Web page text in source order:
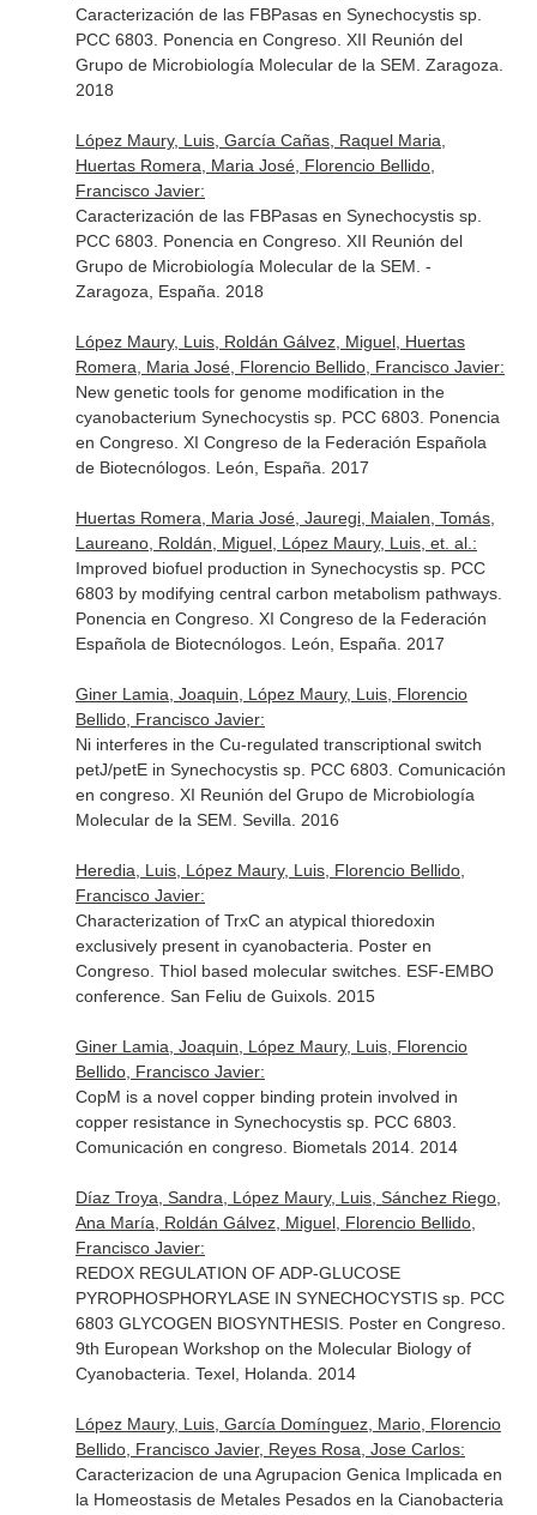
Caracterización de las FBPasas en Synechocystis sp.
PCC 6803. Ponencia en Congreso. XII Reunión del
Grupo de Microbiología Molecular de la SEM. Zaragoza.
2018
López Maury, Luis, García Cañas, Raquel Maria,
Huertas Romera, Maria José, Florencio Bellido,
Francisco Javier:
Caracterización de las FBPasas en Synechocystis sp.
PCC 6803. Ponencia en Congreso. XII Reunión del
Grupo de Microbiología Molecular de la SEM. -
Zaragoza, España. 2018
López Maury, Luis, Roldán Gálvez, Miguel, Huertas
Romera, Maria José, Florencio Bellido, Francisco Javier:
New genetic tools for genome modification in the
cyanobacterium Synechocystis sp. PCC 6803. Ponencia
en Congreso. XI Congreso de la Federación Española
de Biotecnólogos. León, España. 2017
Huertas Romera, Maria José, Jauregi, Maialen, Tomás,
Laureano, Roldán, Miguel, López Maury, Luis, et. al.:
Improved biofuel production in Synechocystis sp. PCC
6803 by modifying central carbon metabolism pathways.
Ponencia en Congreso. XI Congreso de la Federación
Española de Biotecnólogos. León, España. 2017
Giner Lamia, Joaquin, López Maury, Luis, Florencio
Bellido, Francisco Javier:
Ni interferes in the Cu-regulated transcriptional switch
petJ/petE in Synechocystis sp. PCC 6803. Comunicación
en congreso. XI Reunión del Grupo de Microbiología
Molecular de la SEM. Sevilla. 2016
Heredia, Luis, López Maury, Luis, Florencio Bellido,
Francisco Javier:
Characterization of TrxC an atypical thioredoxin
exclusively present in cyanobacteria. Poster en
Congreso. Thiol based molecular switches. ESF-EMBO
conference. San Feliu de Guixols. 2015
Giner Lamia, Joaquin, López Maury, Luis, Florencio
Bellido, Francisco Javier:
CopM is a novel copper binding protein involved in
copper resistance in Synechocystis sp. PCC 6803.
Comunicación en congreso. Biometals 2014. 2014
Díaz Troya, Sandra, López Maury, Luis, Sánchez Riego,
Ana María, Roldán Gálvez, Miguel, Florencio Bellido,
Francisco Javier:
REDOX REGULATION OF ADP-GLUCOSE
PYROPHOSPHORYLASE IN SYNECHOCYSTIS sp. PCC
6803 GLYCOGEN BIOSYNTHESIS. Poster en Congreso.
9th European Workshop on the Molecular Biology of
Cyanobacteria. Texel, Holanda. 2014
López Maury, Luis, García Domínguez, Mario, Florencio
Bellido, Francisco Javier, Reyes Rosa, Jose Carlos:
Caracterizacion de una Agrupacion Genica Implicada en
la Homeostasis de Metales Pesados en la Cianobacteria